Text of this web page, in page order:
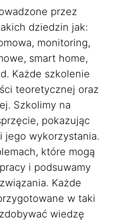
przez
dziedzin jak:
monitoring,
smart home,
Każde szkolenie
teoretycznej oraz
Szkolimy na
pokazując
jego wykorzystania.
które mogą
i podsuwamy
Każde
w taki
wiedzę